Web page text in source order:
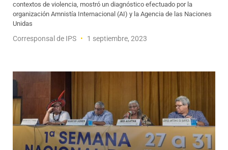
contextos de violencia, mostró un diagnóstico efectuado por la
organización Amnistía Internacional (AI) y la Agencia de las Naciones
Unidas
Corresponsal de IPS 1 septiembre, 2023